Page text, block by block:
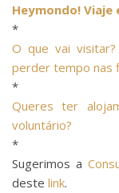
Heymondo! Viaje
*
O que vai
perder tempo nas
*
Queres ter
voluntário?
*
Sugerimos a
deste link.